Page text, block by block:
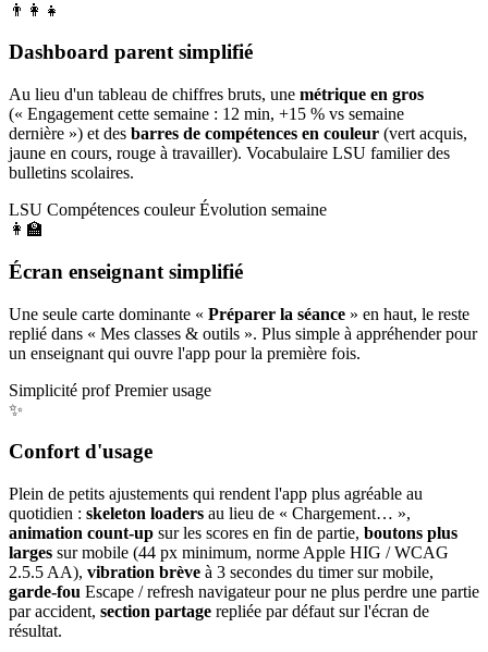
👨‍👩‍👧
Dashboard parent simplifié
Au lieu d'un tableau de chiffres bruts, une métrique en gros
(« Engagement cette semaine : 12 min, +15 % vs semaine
dernière ») et des barres de compétences en couleur (vert acquis,
jaune en cours, rouge à travailler). Vocabulaire LSU familier des
bulletins scolaires.
LSU Compétences couleur Évolution semaine
👩‍🏫
Écran enseignant simplifié
Une seule carte dominante « Préparer la séance » en haut, le reste
replié dans « Mes classes & outils ». Plus simple à appréhender pour
un enseignant qui ouvre l'app pour la première fois.
Simplicité prof Premier usage
✨
Confort d'usage
Plein de petits ajustements qui rendent l'app plus agréable au
quotidien : skeleton loaders au lieu de « Chargement… »,
animation count-up sur les scores en fin de partie, boutons plus
larges sur mobile (44 px minimum, norme Apple HIG / WCAG
2.5.5 AA), vibration brève à 3 secondes du timer sur mobile,
garde-fou Escape / refresh navigateur pour ne plus perdre une partie
par accident, section partage repliée par défaut sur l'écran de
résultat.